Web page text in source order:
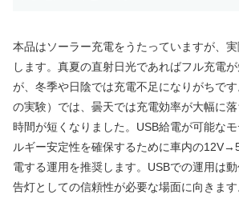
本品はソーラー充電をうたっていますが、
します。真夏の直射日光であればフル充電
が、冬季や日陰では充電不足になりがちで
の実験）では、曇天では充電効率が大幅に
時間が短くなりました。USB給電が可能な
ルギー安定性を確保するために車内の
電する運用を推奨します。USBでの運用は
告灯としての信頼性が必要な場面に向きます